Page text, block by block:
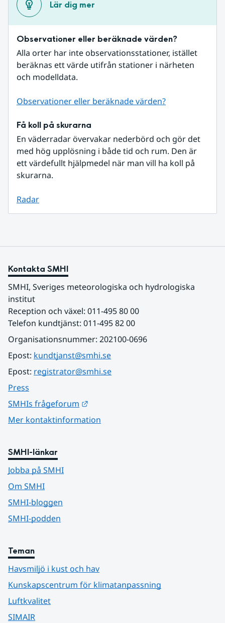
Lär dig mer
Observationer eller beräknade värden?
Alla orter har inte observationsstationer, istället
beräknas ett värde utifrån stationer i närheten
och modelldata.
Observationer eller beräknade värden?
Få koll på skurarna
En väderradar övervakar nederbörd och gör det
med hög upplösning i både tid och rum. Den är
ett värdefullt hjälpmedel när man vill ha koll på
skurarna.
Radar
Kontakta SMHI
SMHI, Sveriges meteorologiska och hydrologiska
institut
Reception och växel: 011-495 80 00
Telefon kundtjänst: 011-495 82 00
Organisationsnummer: 202100-0696
Epost: kundtjanst@smhi.se
Epost: registrator@smhi.se
Press
SMHIs frågeforum
Mer kontaktinformation
SMHI-länkar
Jobba på SMHI
Om SMHI
SMHI-bloggen
SMHI-podden
Teman
Havsmiljö i kust och hav
Kunskapscentrum för klimatanpassning
Luftkvalitet
SIMAIR